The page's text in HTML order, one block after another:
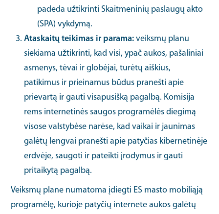
padeda užtikrinti Skaitmeninių paslaugų akto
(SPA) vykdymą.
Ataskaitų teikimas ir parama: veiksmų planu
siekiama užtikrinti, kad visi, ypač aukos, pašaliniai
asmenys, tėvai ir globėjai, turėtų aiškius,
patikimus ir prieinamus būdus pranešti apie
prievartą ir gauti visapusišką pagalbą. Komisija
rems internetinės saugos programėlės diegimą
visose valstybėse narėse, kad vaikai ir jaunimas
galėtų lengvai pranešti apie patyčias kibernetinėje
erdvėje, saugoti ir pateikti įrodymus ir gauti
pritaikytą pagalbą.
Veiksmų plane numatoma įdiegti ES masto mobiliąją
programėlę, kurioje patyčių internete aukos galėtų